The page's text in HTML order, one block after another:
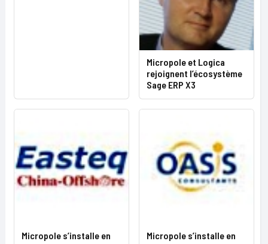
Micropole et Logica
rejoignent l’écosystème
Sage ERP X3
Micropole s’installe en
Micropole s’installe en